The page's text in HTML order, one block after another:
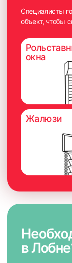
Специалисты
объект, чтобы
окна
Жалюзи
в